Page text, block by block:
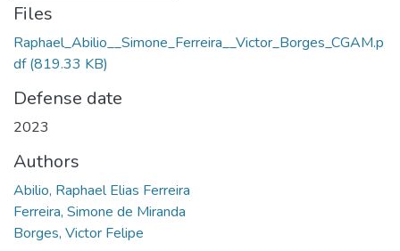
Files
Raphael_Abilio__Simone_Ferreira__Victor_Borges_CGAM.p
df(819.33 KB)
Defense date
2023
Authors
Abilio, Raphael Elias Ferreira
Ferreira, Simone de Miranda
Borges, Victor Felipe